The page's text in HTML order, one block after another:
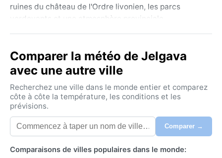
ruines du château de l'Ordre livonien, les parcs
verdoyants et une atmosphère provinciale
l'agriculture, ouvre de vastes horizons vers Riga, à
une cinquantaine de kilomètres au nord.
Le climat de Jelgava appartient au type Dfb de
Köppen, continental humide à été tempéré. Les étés
sont doux et agréables, avec des maximales autour
de 22°C, mais les précipitations sont fréquentes,
surtout en juillet et août, accompagnées d'une
températures plonger régulièrement sous zéro, avec
Comparer la météo de Jelgava
avec une autre ville
Recherchez une ville dans le monde entier et comparez
côte à côte la température, les conditions et les
prévisions.
Comparer →
Comparaisons de villes populaires dans le monde: